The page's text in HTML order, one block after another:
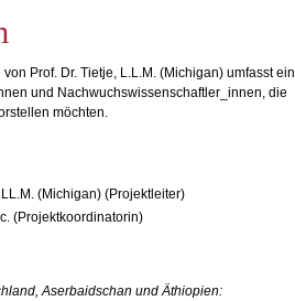
Prof. Dr. Tietje, L.L.M. (Michigan) umfasst ein
und Nachwuchswissenschaftler_innen, die
möchten.
(Michigan) (Projektleiter)
(Projektkoordinatorin)
Aserbaidschan und Äthiopien: